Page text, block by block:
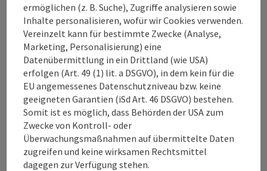
ein Fest für die ganze Familie!
Kontakt
Alpenland Tourismus GmbH
Bahnhofstraße 2
4580 Windischgarsten
+43 50 360 360 360
ermöglichen (z. B. Suche), Zugriffe analysieren sowie
Inhalte personalisieren, wofür wir Cookies verwenden.
Vereinzelt kann für bestimmte Zwecke (Analyse,
Marketing, Personalisierung) eine
Datenübermittlung in ein Drittland (wie USA)
erfolgen (Art. 49 (1) lit. a DSGVO), in dem kein für die
EU angemessenes Datenschutzniveau bzw. keine
geeigneten Garantien (iSd Art. 46 DSGVO) bestehen.
Somit ist es möglich, dass Behörden der USA zum
Zwecke von Kontroll- oder
Überwachungsmaßnahmen auf übermittelte Daten
zugreifen und keine wirksamen Rechtsmittel
dagegen zur Verfügung stehen.